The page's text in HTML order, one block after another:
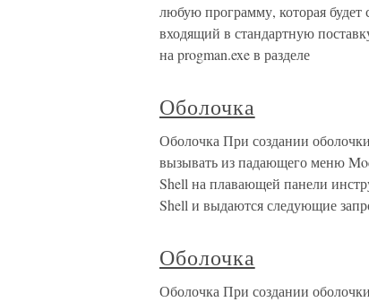
любую программу, которая будет
входящий в стандартную
на progman.exe в разделе
Оболочка
Оболочка При создании
вызывать из падающего меню
Shell на плавающей панели
Shell и выдаются следующие
Оболочка
Оболочка При создании